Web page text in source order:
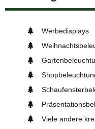
Werbedisplays
Viele andere